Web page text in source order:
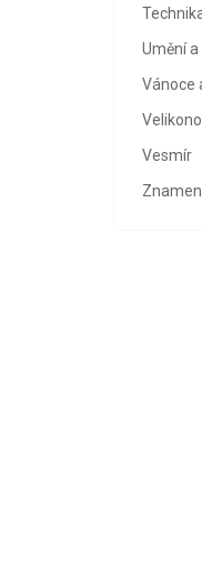
Umění
Vánoce
Vesmír